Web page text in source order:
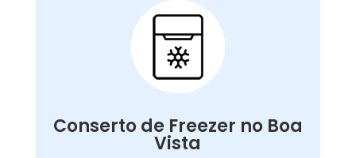
Conserto de Freezer no Boa
Vista
Conserto de Freezer:
Nossos especialistas estão prontos para
ou componentes elétricos, garantindo o
congelamento adequada dos alimentos.